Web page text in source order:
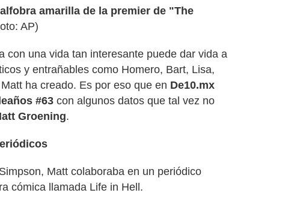
amarilla de la premier de "The
AP)
con una vida tan interesante puede dar vida a
y entrañables como Homero, Bart, Lisa,
ha creado. Es por eso que en De10.mx
#63 con algunos datos que tal vez no
Groening.
Matt colaboraba en un periódico
cómica llamada Life in Hell.